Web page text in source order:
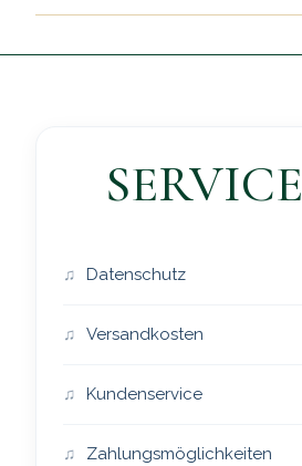
SERVICE
Datenschutz
Versandkosten
Kundenservice
Zahlungsmöglichkeiten